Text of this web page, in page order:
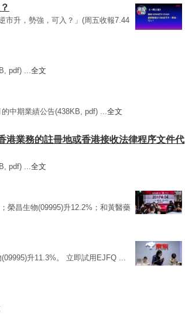
市升，勢強，可入？」(周五收報7.44
pdf) ...全文
中期業績公告(438KB, pdf) ...全文
港業務的註冊地或香港接收法律程序文件代
pdf) ...全文
榮昌生物(09995)升12.2%；和黃醫藥
升11.3%。 立即試用EJFQ ...